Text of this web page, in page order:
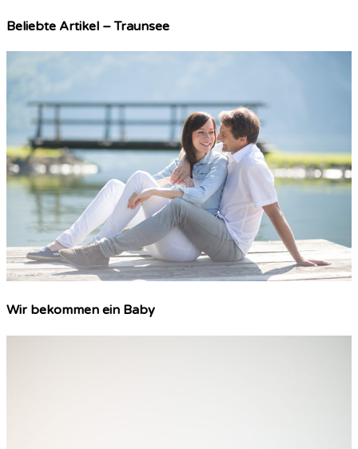
Beliebte Artikel – Traunsee
Wir bekommen ein Baby